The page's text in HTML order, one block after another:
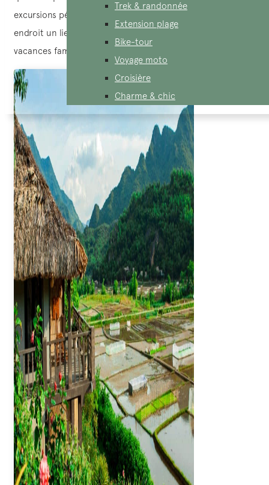
Trek & randonnée
Extension plage
Bike-tour
Voyage moto
Croisière
Charme & chic
excursions pédestres et des circuits à vélo, faisant de cet
endroit un lieu idéal pour des voyages en amoureux ou des
vacances familiales.